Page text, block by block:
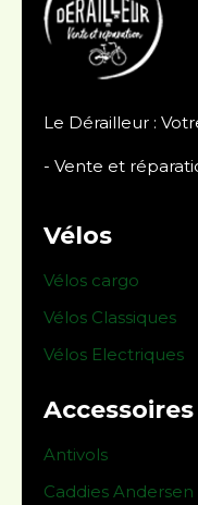
Le Dérailleur :
- Vente et
Vélos
Vélos cargo
Vélos Classiques
Vélos Electriques
Accessoires
Antivols
Caddies Andersen